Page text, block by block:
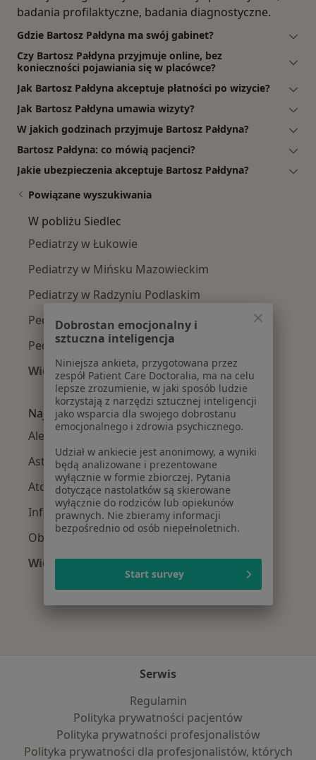
badania profilaktyczne, badania diagnostyczne.
Gdzie Bartosz Pałdyna ma swój gabinet?
Czy Bartosz Pałdyna przyjmuje online, bez
konieczności pojawiania się w placówce?
Jak Bartosz Pałdyna akceptuje płatności po wizycie?
Jak Bartosz Pałdyna umawia wizyty?
W jakich godzinach przyjmuje Bartosz Pałdyna?
Bartosz Pałdyna: co mówią pacjenci?
Jakie ubezpieczenia akceptuje Bartosz Pałdyna?
Powiązane wyszukiwania
W pobliżu Siedlec
Pediatrzy w Łukowie
Pediatrzy w Mińsku Mazowieckim
Pediatrzy w Radzyniu Podlaskim
Pediatrzy w Sokołowie Podlaskim
Pediatrzy w Łosicach
Więcej (9)
Więcej w kategorii: W pobliżu Siedlec
Najczęście leczone choroby
Alergia w Siedlcach
Astma oskrzelowa w Siedlcach
Atopowe zapalenie skóry w Siedlcach
Infekcje dróg oddechowych w Siedlcach
Obrzęk alergiczny w Siedlcach
Więcej (15)
Więcej w kategorii: Najczęście leczone
Serwis
Regulamin
Polityka prywatności pacjentów
Polityka prywatności profesjonalistów
Polityka prywatności dla profesjonalistów, których
Dobrostan emocjonalny i
sztuczna inteligencja
Niniejsza ankieta, przygotowana przez
zespół Patient Care Doctoralia, ma na celu
lepsze zrozumienie, w jaki sposób ludzie
korzystają z narzędzi sztucznej inteligencji
jako wsparcia dla swojego dobrostanu
emocjonalnego i zdrowia psychicznego.
Udział w ankiecie jest anonimowy, a wyniki
będą analizowane i prezentowane
wyłącznie w formie zbiorczej. Pytania
dotyczące nastolatków są skierowane
wyłącznie do rodziców lub opiekunów
prawnych. Nie zbieramy informacji
bezpośrednio od osób niepełnoletnich.
Start survey